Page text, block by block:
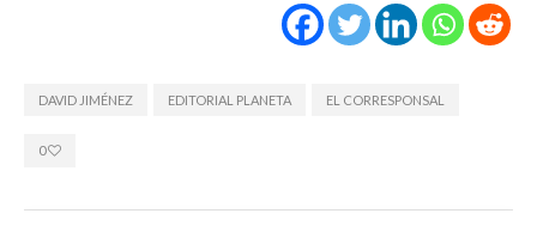
DAVID JIMÉNEZ EDITORIAL PLANETA EL CORRESPONSAL
0